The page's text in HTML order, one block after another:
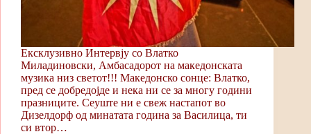
Ексклузивно Интервју со Влатко
Миладиновски, Амбасадорот на македонската
музика низ светот!!! Македонско сонце: Влатко,
пред се добредојде и нека ни се за многу години
празниците. Сеуште ни е свеж настапот во
Дизелдорф од минатата година за Василица, ти
си втор…